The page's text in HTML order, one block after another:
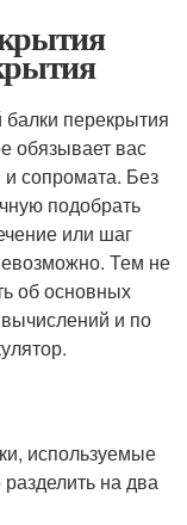
перекрытия
обязывает вас
сопромата. Без
подобрать
или шаг
Тем не
об основных
и по
используемые
на два